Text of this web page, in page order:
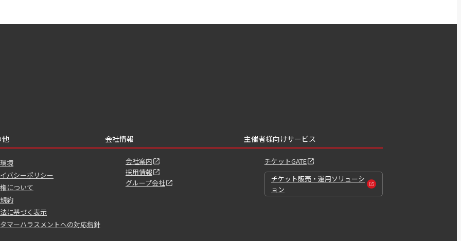
他
境
バシーポリシー
について
約
に基づく表示
マーハラスメントへの対応指針
会社情報
会社案内
採用情報
グループ会社
主催者様向けサービス
チケットGATE
チケット販売・運用ソリューシ
ョン